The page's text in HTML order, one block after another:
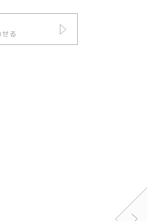
る